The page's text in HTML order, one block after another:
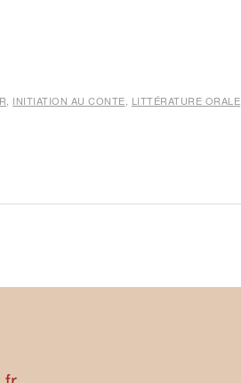
INITIATION AU CONTE LITTÉRATURE ORALE